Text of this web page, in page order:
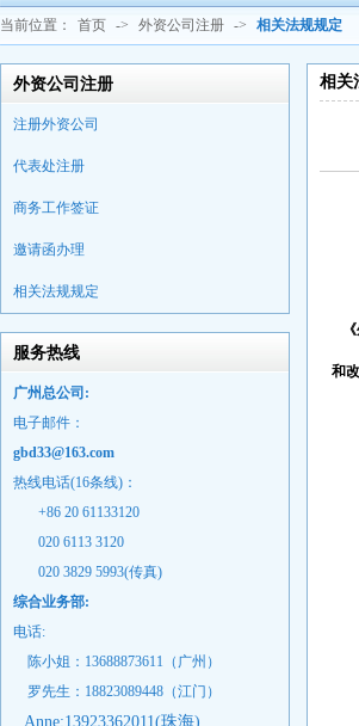
当前位置： 首页 -> 外资公司注册 -> 相关法规规定
外资公司注册
注册外资公司
代表处注册
商务工作签证
邀请函办理
相关法规规定
服务热线
广州总公司:
电子邮件：
gbd33@163.com
热线电话(16条线)：
+86 20 61133120
020 6113 3120
020 3829 5993(传真)
综合业务部:
电话:
陈小姐：13688873611（广州）
罗先生：18823089448（江门）
Anne:13923362011(珠海)
相关
和